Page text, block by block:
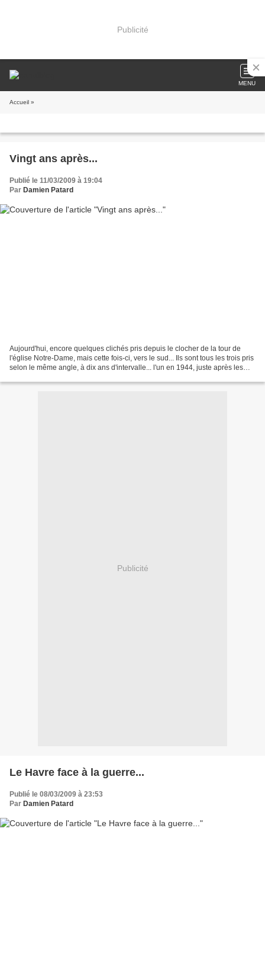
Publicité
MENU
Accueil »
Vingt ans après...
Publié le 11/03/2009 à 19:04
Par Damien Patard
Aujourd'hui, encore quelques clichés pris depuis le clocher de la tour de
l'église Notre-Dame, mais cette fois-ci, vers le sud... Ils sont tous les trois pris
selon le même angle, à dix ans d'intervalle... l'un en 1944, juste après les
Publicité
Le Havre face à la guerre...
Publié le 08/03/2009 à 23:53
Par Damien Patard